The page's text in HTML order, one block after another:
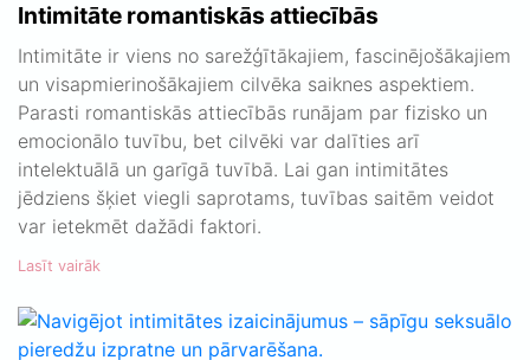
Intimitāte romantiskās attiecībās
Intimitāte ir viens no sarežģītākajiem, fascinējošākajiem
un visapmierinošākajiem cilvēka saiknes aspektiem.
Parasti romantiskās attiecībās runājam par fizisko un
emocionālo tuvību, bet cilvēki var dalīties arī
intelektuālā un garīgā tuvībā. Lai gan intimitātes
jēdziens šķiet viegli saprotams, tuvības saitēm veidot
var ietekmēt dažādi faktori.
Lasīt vairāk